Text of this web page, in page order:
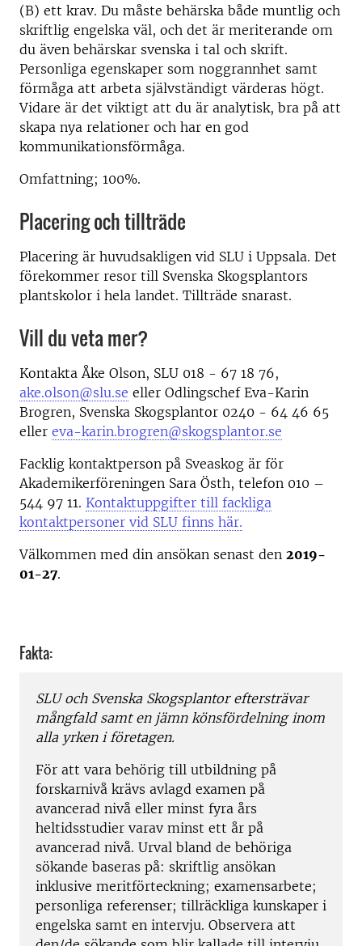
(B) ett krav. Du måste behärska både muntlig och
skriftlig engelska väl, och det är meriterande om
du även behärskar svenska i tal och skrift.
Personliga egenskaper som noggrannhet samt
förmåga att arbeta självständigt värderas högt.
Vidare är det viktigt att du är analytisk, bra på att
skapa nya relationer och har en god
kommunikationsförmåga.
Omfattning; 100%.
Placering och tillträde
Placering är huvudsakligen vid SLU i Uppsala. Det
förekommer resor till Svenska Skogsplantors
plantskolor i hela landet. Tillträde snarast.
Vill du veta mer?
Kontakta Åke Olson, SLU 018 - 67 18 76,
ake.olson@slu.se eller Odlingschef Eva-Karin
Brogren, Svenska Skogsplantor 0240 - 64 46 65
eller eva-karin.brogren@skogsplantor.se
Facklig kontaktperson på Sveaskog är för
Akademikerföreningen Sara Östh, telefon 010 –
544 97 11. Kontaktuppgifter till fackliga
kontaktpersoner vid SLU finns här.
Välkommen med din ansökan senast den 2019-
01-27.
Fakta:
SLU och Svenska Skogsplantor eftersträvar
mångfald samt en jämn könsfördelning inom
alla yrken i företagen.
För att vara behörig till utbildning på
forskarnivå krävs avlagd examen på
avancerad nivå eller minst fyra års
heltidsstudier varav minst ett år på
avancerad nivå. Urval bland de behöriga
sökande baseras på: skriftlig ansökan
inklusive meritförteckning; examensarbete;
personliga referenser; tillräckliga kunskaper i
engelska samt en intervju. Observera att